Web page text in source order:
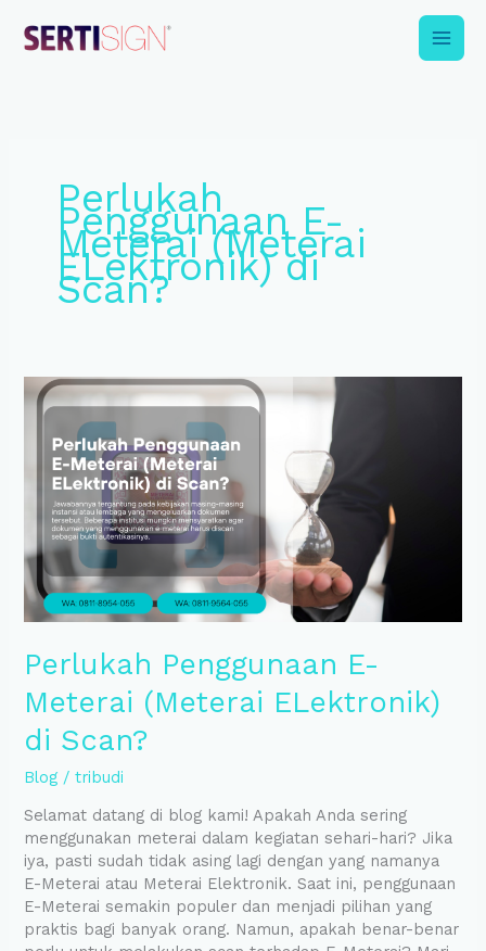
content
Perlukah
Penggunaan E-
Meterai (Meterai
ELektronik) di
Scan?
Perlukah Penggunaan E-
Meterai (Meterai ELektronik)
di Scan?
Blog /tribudi
Selamat datang di blog kami! Apakah Anda sering
menggunakan meterai dalam kegiatan sehari-hari? Jika
iya, pasti sudah tidak asing lagi dengan yang namanya
E-Meterai atau Meterai Elektronik. Saat ini, penggunaan
E-Meterai semakin populer dan menjadi pilihan yang
praktis bagi banyak orang. Namun, apakah benar-benar
Perlukah
Penggunaan
Meterai
(Meterai
ELektronik)
Scan?